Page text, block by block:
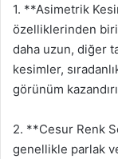
1. **Asimetrik
özelliklerinden biri
daha uzun, diğer
kesimler,
görünüm
2. **Cesur Renk
genellikle parlak